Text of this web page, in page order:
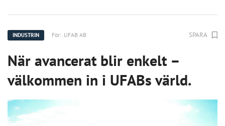
INDUSTRIN För: UFAB AB SPARA
När avancerat blir enkelt –
välkommen in i UFABs värld.